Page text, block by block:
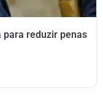
para reduzir penas